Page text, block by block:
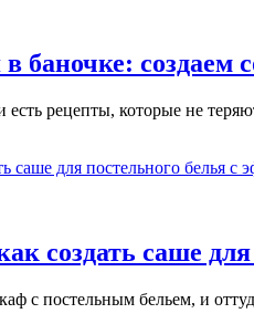
баночке: создаем
есть рецепты, которые не
создать саше
с постельным бельем, и